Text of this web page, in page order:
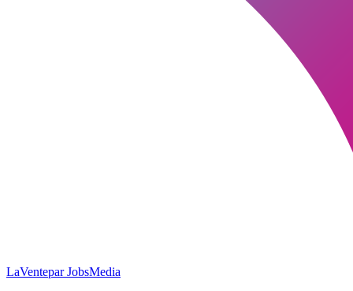
LaVentepar JobsMedia